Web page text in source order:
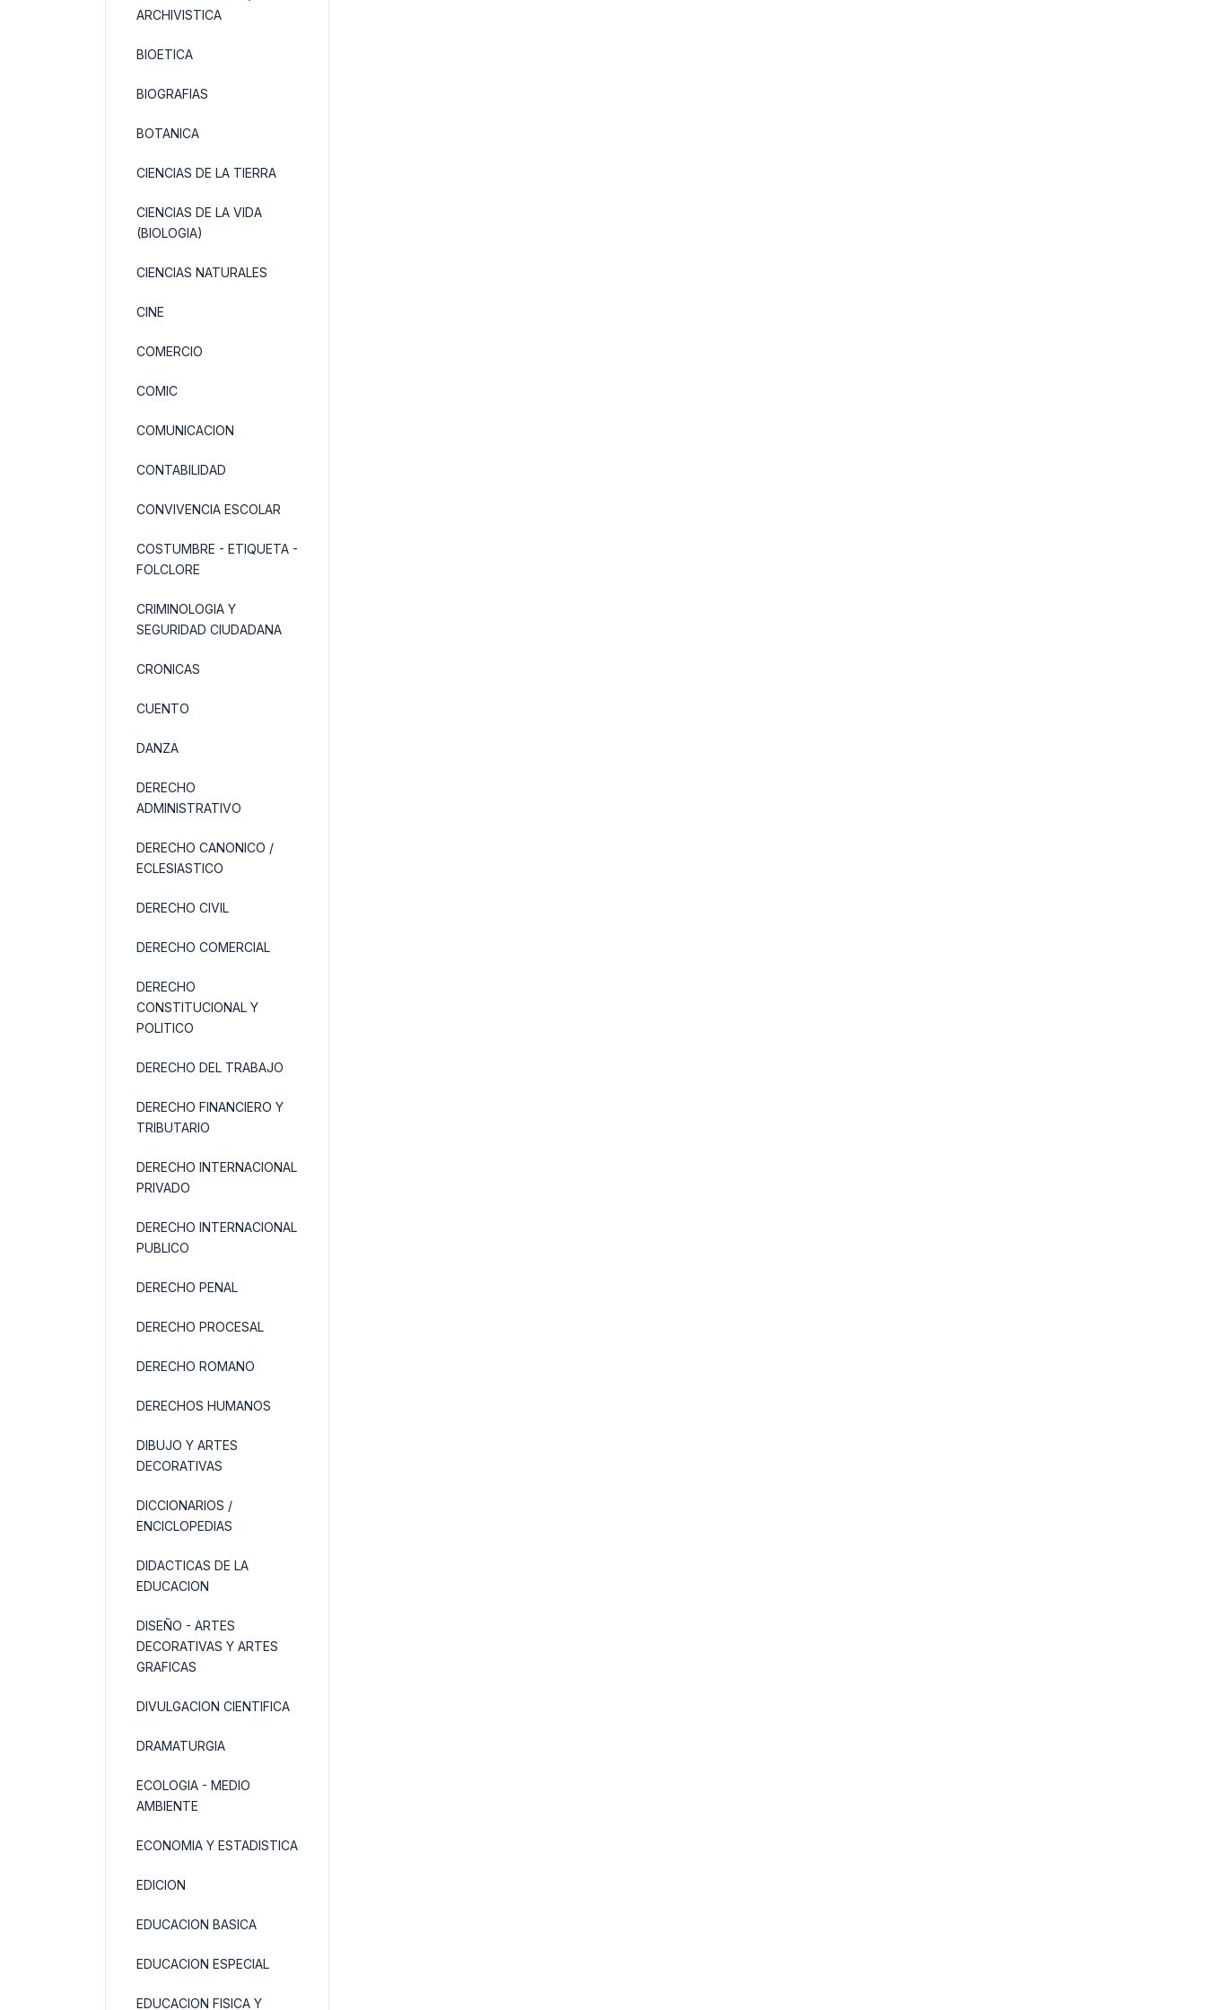
ARCHIVISTICA
BIOETICA
BIOGRAFIAS
BOTANICA
CIENCIAS DE LA TIERRA
CIENCIAS DE LA VIDA
(BIOLOGIA)
CIENCIAS NATURALES
CINE
COMERCIO
COMIC
COMUNICACION
CONTABILIDAD
CONVIVENCIA ESCOLAR
COSTUMBRE - ETIQUETA -
FOLCLORE
CRIMINOLOGIA Y
SEGURIDAD CIUDADANA
CRONICAS
CUENTO
DANZA
DERECHO
ADMINISTRATIVO
DERECHO CANONICO /
ECLESIASTICO
DERECHO CIVIL
DERECHO COMERCIAL
DERECHO
CONSTITUCIONAL Y
POLITICO
DERECHO DEL TRABAJO
DERECHO FINANCIERO Y
TRIBUTARIO
DERECHO INTERNACIONAL
PRIVADO
DERECHO INTERNACIONAL
PUBLICO
DERECHO PENAL
DERECHO PROCESAL
DERECHO ROMANO
DERECHOS HUMANOS
DIBUJO Y ARTES
DECORATIVAS
DICCIONARIOS /
ENCICLOPEDIAS
DIDACTICAS DE LA
EDUCACION
DISEÑO - ARTES
DECORATIVAS Y ARTES
GRAFICAS
DIVULGACION CIENTIFICA
DRAMATURGIA
ECOLOGIA - MEDIO
AMBIENTE
ECONOMIA Y ESTADISTICA
EDICION
EDUCACION BASICA
EDUCACION ESPECIAL
EDUCACION FISICA Y